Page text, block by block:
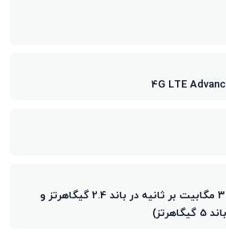
1167 مگابیت بر ثانیه (300 مگابیت بر ثانیه در باند 2.4 گیگاهرتز و